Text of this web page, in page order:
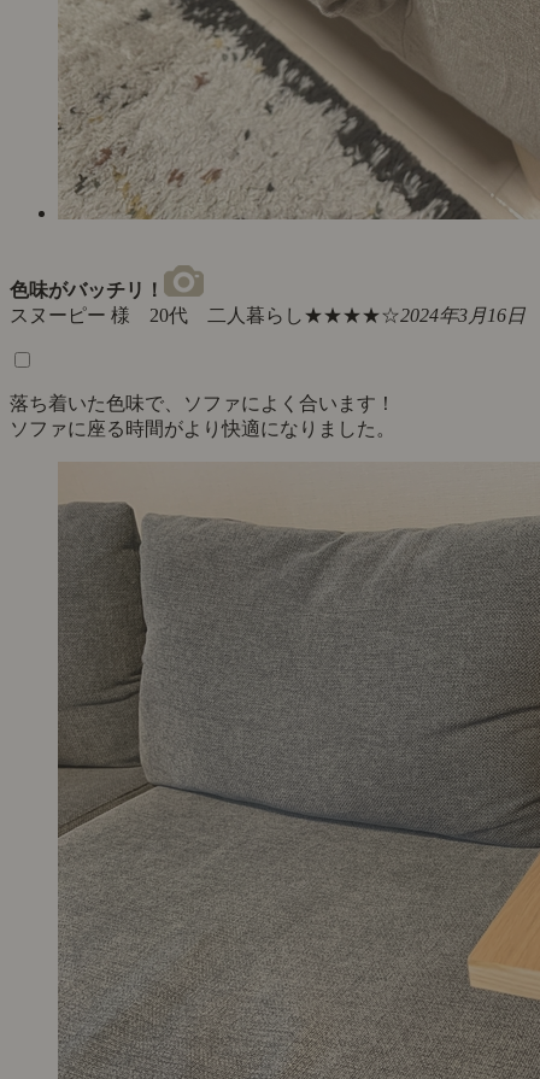
色味がバッチリ！
スヌーピー 様 20代 二人暮らし★★★★☆2024年3月16日
落ち着いた色味で、ソファによく合います！
ソファに座る時間がより快適になりました。